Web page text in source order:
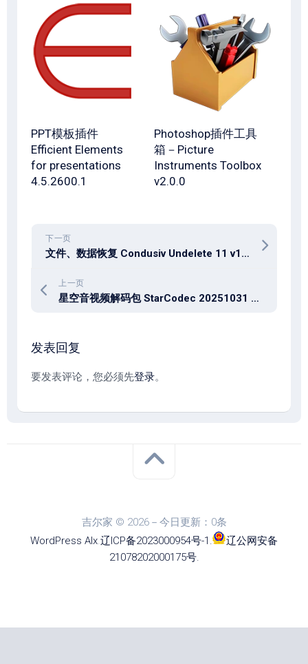
PPT模板插件
Efficient Elements
for presentations
4.5.2600.1
Photoshop插件工具
箱－Picture
Instruments Toolbox
v2.0.0
下一页
文件、数据恢复 Condusiv Undelete 11 v10.0.400 Pro / Server
上一页
星空音视频解码包 StarCodec 20251031 免费版
发表回复
要发表评论，您必须先登录。
吉尔家 © 2026－今日更新：0条
WordPress Alx.辽ICP备2023000954号-1 .
辽公网安备
21078202000175号.